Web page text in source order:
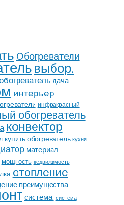
Обогреватели
выбор.
дача
интерьер
инфракрасный
обогреватель
конвектор
купить обогреватель кухня
материал
мощность недвижимость
отопление
преимущества
система. система